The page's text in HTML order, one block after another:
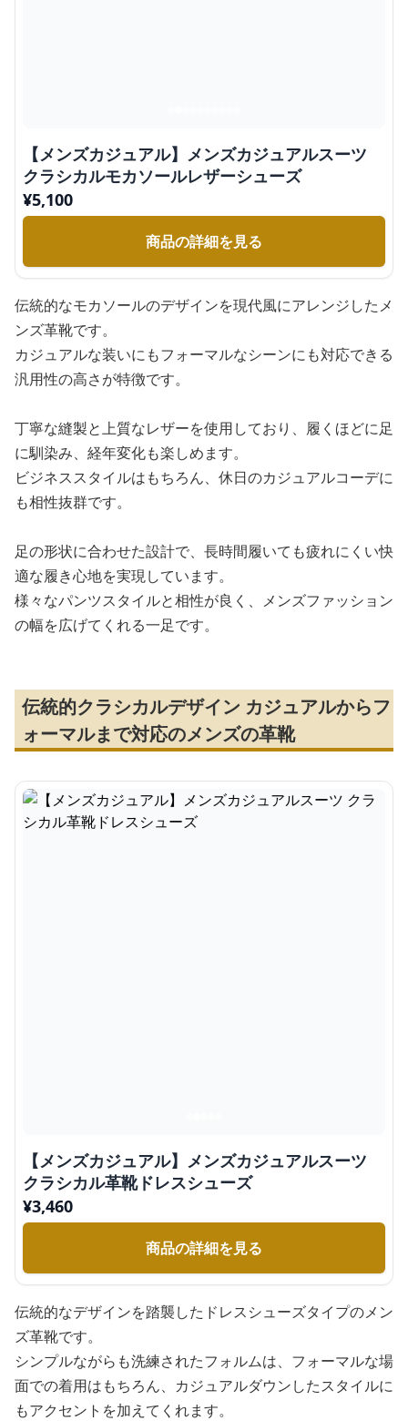
【メンズカジュアル】メンズカジュアルスーツ
クラシカルモカソールレザーシューズ
¥5,100
商品の詳細を見る
伝統的なモカソールのデザインを現代風にアレンジしたメ
ンズ革靴です。
カジュアルな装いにもフォーマルなシーンにも対応できる
汎用性の高さが特徴です。
丁寧な縫製と上質なレザーを使用しており、履くほどに足
に馴染み、経年変化も楽しめます。
ビジネススタイルはもちろん、休日のカジュアルコーデに
も相性抜群です。
足の形状に合わせた設計で、長時間履いても疲れにくい快
適な履き心地を実現しています。
様々なパンツスタイルと相性が良く、メンズファッション
の幅を広げてくれる一足です。
伝統的クラシカルデザイン カジュアルからフ
ォーマルまで対応のメンズの革靴
【メンズカジュアル】メンズカジュアルスーツ
クラシカル革靴ドレスシューズ
¥3,460
商品の詳細を見る
伝統的なデザインを踏襲したドレスシューズタイプのメン
ズ革靴です。
シンプルながらも洗練されたフォルムは、フォーマルな場
面での着用はもちろん、カジュアルダウンしたスタイルに
もアクセントを加えてくれます。